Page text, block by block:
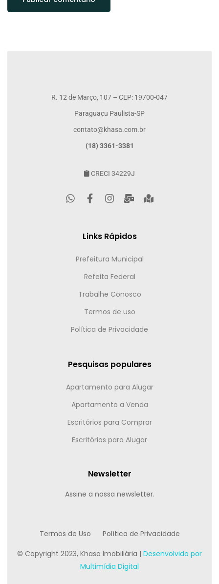
R. 12 de Março, 107 – CEP: 19700-047
Paraguaçu Paulista-SP
contato@khasa.com.br
(18) 3361-3381
CRECI 34229J
Links Rápidos
Prefeitura Municipal
Refeita Federal
Trabalhe Conosco
Termos de uso
Política de Privacidade
Pesquisas populares
Apartamento para Alugar
Apartamento a Venda
Escritórios para Comprar
Escritórios para Alugar
Newsletter
Assine a nossa newsletter.
Termos de Uso Política de Privacidade
© Copyright 2023, Khasa Imobiliária | Desenvolvido por
Multimídia Digital